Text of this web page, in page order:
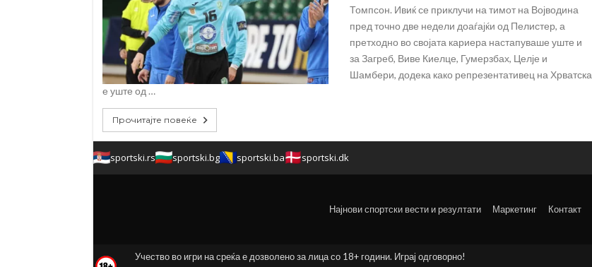
Томпсон. Ивиќ се приклучи на тимот на Војводина
пред точно две недели доаѓајќи од Пелистер, а
претходно во својата кариера настапуваше уште и
за Загреб, Виве Киелце, Гумерзбах, Целје и
Шамбери, додека како репрезентативец на Хрватска
е уште од …
Прочитајте повеќе
sportski.rs sportski.bg sportski.ba sportski.dk
Најнови спортски вести и резултати Маркетинг Контакт
Учество во игри на среќа е дозволено за лица со 18+ години. Играј одговорно!